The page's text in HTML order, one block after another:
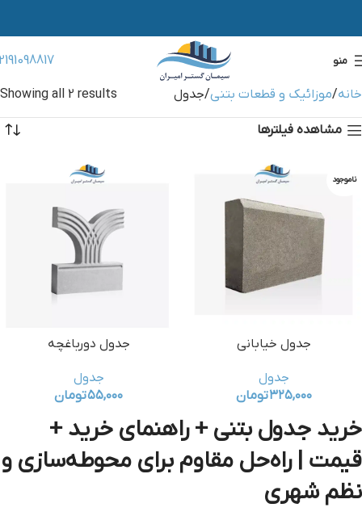
منو
خانه موزائیک و قطعات بتنی جدول Showing all 2 results
مشاهده فیلترها
ناموجود
جدول خیابانی
جدول
۳۲۵,۰۰۰تومان
جدول دورباغچه
جدول
۵۵,۰۰۰تومان
خرید جدول بتنی + راهنمای خرید +
قیمت | راه‌حل مقاوم برای محوطه‌سازی و
نظم شهری